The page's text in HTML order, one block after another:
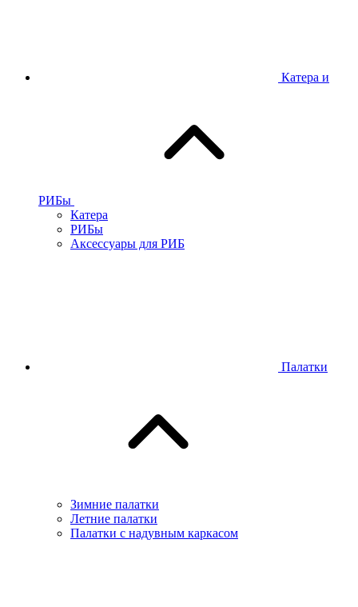
Катера и
РИБы
Катера
РИБы
Аксессуары для РИБ
Палатки
Зимние палатки
Летние палатки
Палатки с надувным каркасом